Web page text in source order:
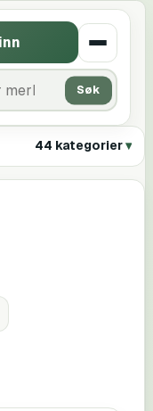
Søk
44 kategorier